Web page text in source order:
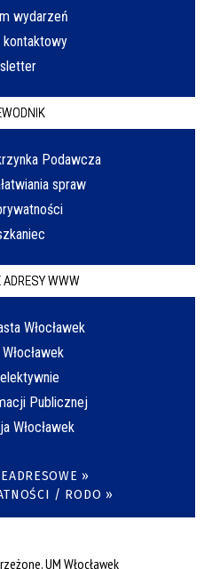
wydarzeń
kontaktowy
Podawcza
spraw
ADRESY WWW
Włocławek
Publicznej
Włocławek
»
/ RODO »
UM Włocławek